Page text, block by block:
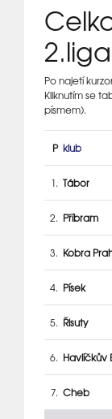
Po najetí
Kliknutím se
písmem).
P klub
1. Tábor
2. Příbram
3. Kobra
4. Písek
5. Řisuty
6. Havlíčkův
7. Cheb